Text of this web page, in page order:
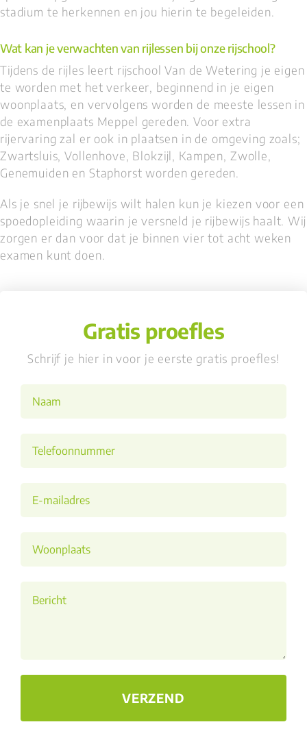
stadium te herkennen en jou hierin te begeleiden.
Wat kan je verwachten van rijlessen bij onze rijschool?
Tijdens de rijles leert rijschool Van de Wetering je eigen
te worden met het verkeer, beginnend in je eigen
woonplaats, en vervolgens worden de meeste lessen in
de examenplaats Meppel gereden. Voor extra
rijervaring zal er ook in plaatsen in de omgeving zoals;
Zwartsluis, Vollenhove, Blokzijl, Kampen, Zwolle,
Genemuiden en Staphorst worden gereden.
Als je snel je rijbewijs wilt halen kun je kiezen voor een
spoedopleiding waarin je versneld je rijbewijs haalt. Wij
zorgen er dan voor dat je binnen vier tot acht weken
examen kunt doen.
Gratis proefles
Schrijf je hier in voor je eerste gratis proefles!
VERZEND